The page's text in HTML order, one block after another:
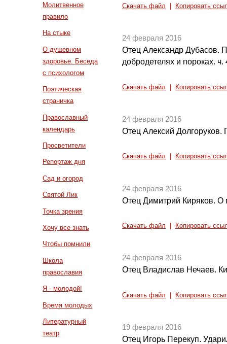
Молитвенное
правило
На стыке
О душевном
здоровье. Беседа
с психологом
Поэтическая
страничка
Православный
календарь
Просветители
Репортаж дня
Сад и огород
Святой Лик
Точка зрения
Хочу все знать
Чтобы помнили
Школа
православия
Я - молодой!
Время молодых
Литературный
театр
Скачать файл Копировать
24 февраля 2016
Отец Александр Дубасов.
добродетелях и пороках. ч.
Скачать файл Копировать
24 февраля 2016
Отец Алексий Долгоруков.
Скачать файл Копировать
24 февраля 2016
Отец Димитрий Киряков.
Скачать файл Копировать
24 февраля 2016
Отец Владислав Нечаев.
Скачать файл Копировать
19 февраля 2016
Отец Игорь Перекуп.